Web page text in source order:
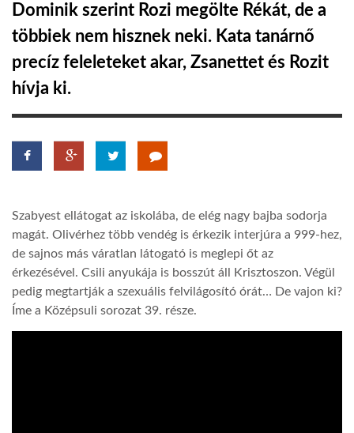
TROPICALMAGAZIN
GLOBOTV
AFRIKA TUDÁSTÁR
Dominik szerint Rozi megölte Rékát, de a
többiek nem hisznek neki. Kata tanárnő
precíz feleleteket akar, Zsanettet és Rozit
hívja ki.
Szabyest ellátogat az iskolába, de elég nagy bajba sodorja
magát. Olivérhez több vendég is érkezik interjúra a 999-hez,
de sajnos más váratlan látogató is meglepi őt az
érkezésével. Csili anyukája is bosszút áll Krisztoszon. Végül
pedig megtartják a szexuális felvilágosító órát… De vajon ki?
Íme a Középsuli sorozat 39. része.